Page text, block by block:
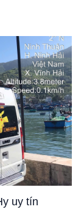
uy tín